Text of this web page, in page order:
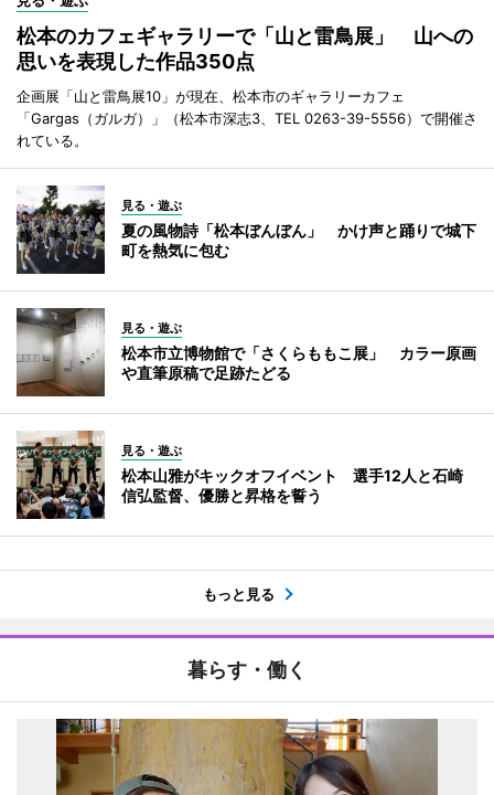
松本のカフェギャラリーで「山と雷鳥展」 山への
思いを表現した作品350点
企画展「山と雷鳥展10」が現在、松本市のギャラリーカフェ
「Gargas（ガルガ）」（松本市深志3、TEL 0263-39-5556）で開催さ
れている。
見る・遊ぶ
夏の風物詩「松本ぼんぼん」 かけ声と踊りで城下
町を熱気に包む
見る・遊ぶ
松本市立博物館で「さくらももこ展」 カラー原画
や直筆原稿で足跡たどる
見る・遊ぶ
松本山雅がキックオフイベント 選手12人と石崎
信弘監督、優勝と昇格を誓う
もっと見る
暮らす・働く